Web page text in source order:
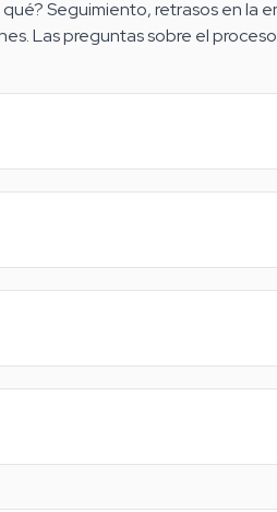
Seguimiento, retrasos en la
Las preguntas sobre el